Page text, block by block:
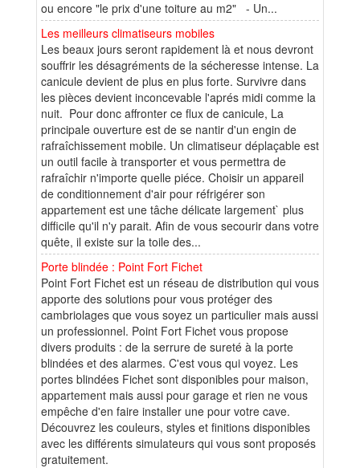
ou encore "le prix d'une toiture au m2" - Un...
Les meilleurs climatiseurs mobiles
Les beaux jours seront rapidement là et nous devront
souffrir les désagréments de la sécheresse intense. La
canicule devient de plus en plus forte. Survivre dans
les pièces devient inconcevable l'aprés midi comme la
nuit. Pour donc affronter ce flux de canicule, La
principale ouverture est de se nantir d'un engin de
rafraîchissement mobile. Un climatiseur déplaçable est
un outil facile à transporter et vous permettra de
rafraîchir n'importe quelle piéce. Choisir un appareil
de conditionnement d'air pour réfrigérer son
appartement est une tâche délicate largement` plus
difficile qu'il n'y parait. Afin de vous secourir dans votre
quête, il existe sur la toile des...
Porte blindée : Point Fort Fichet
Point Fort Fichet est un réseau de distribution qui vous
apporte des solutions pour vous protéger des
cambriolages que vous soyez un particulier mais aussi
un professionnel. Point Fort Fichet vous propose
divers produits : de la serrure de sureté à la porte
blindées et des alarmes. C'est vous qui voyez. Les
portes blindées Fichet sont disponibles pour maison,
appartement mais aussi pour garage et rien ne vous
empêche d'en faire installer une pour votre cave.
Découvrez les couleurs, styles et finitions disponibles
avec les différents simulateurs qui vous sont proposés
gratuitement.